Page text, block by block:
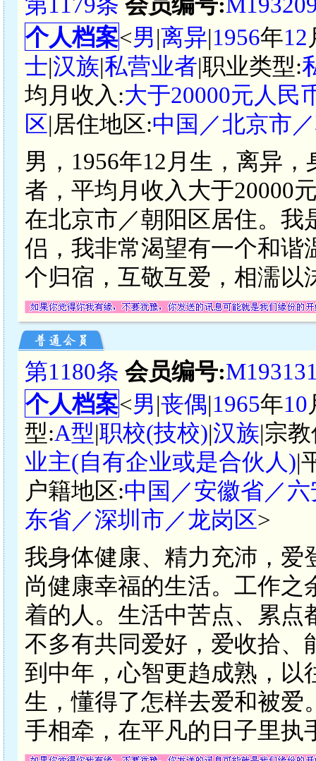
个人档案<男|离异|1956年12
士|汉族|私营业者|职业类型:
均月收入:大于20000元人民
区|居住地区:中国／北京市
男，1956年12月生，离异
者，平均月收入大于20000
在北京市／朝阳区居住。我
侣，我非常渴望有一个和谐
个归宿，互敬互爱，相濡以
第1180条 会员编号:
个人档案<男|丧偶|1965年10
型:A型|职校(技校)|汉族|宗
业主(自有企业或是合伙人)|
户籍地区:中国／安徽省／
东省／深圳市／龙岗区>
我身体健康、精力充沛，爱
尚健康幸福的生活。工作
着的人。生活中苦点、累点
不多有共同爱好，爱收拾、
到中年，心智更趋成熟，以
生，懂得了怎样去爱和被爱
手相牵，在平凡的日子里执